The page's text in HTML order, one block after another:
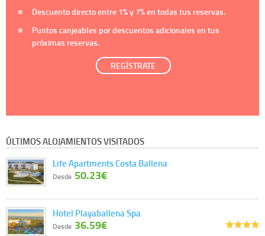
Descuento directo entre 1%y 7%en todas tus reservas.
Puntos canjeables por descuentos adicionales en tus
próximas reservas.
REGÍSTRATE
ÚLTIMOS ALOJAMIENTOS VISITADOS
Life Apartments Costa Ballena
Desde 50.23€
Hotel Playaballena Spa
Desde 36.59€